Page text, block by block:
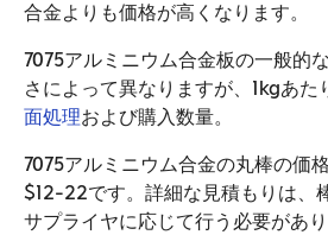
合金よりも価格が高くなります。
7075アルミニウム合金板の一般的
さによって異なりますが、1kgあた
面処理および購入数量。
7075アルミニウム合金の丸棒の価
$12-22です。詳細な見積もりは、
サプライヤに応じて行う必要があり